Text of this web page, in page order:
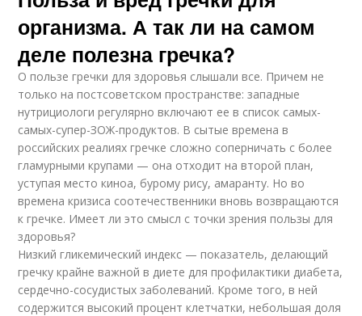
организма. А так ли на самом
деле полезна гречка?
О пользе гречки для здоровья слышали все. Причем не
только на постсоветском пространстве: западные
нутрициологи регулярно включают ее в список самых-
самых-супер-ЗОЖ-продуктов. В сытые времена в
российских реалиях гречке сложно соперничать с более
гламурными крупами — она отходит на второй план,
уступая место киноа, бурому рису, амаранту. Но во
времена кризиса соотечественники вновь возвращаются
к гречке. Имеет ли это смысл с точки зрения пользы для
здоровья?
Низкий гликемический индекс — показатель, делающий
гречку крайне важной в диете для профилактики диабета,
сердечно-сосудистых заболеваний. Кроме того, в ней
содержится высокий процент клетчатки, небольшая доля